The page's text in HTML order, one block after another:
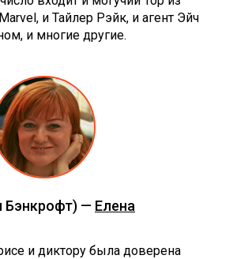
и Тайлер Рэйк, и агент Эйч
и многие другие.
Бэнкрофт) — Елена
и диктору была доверена